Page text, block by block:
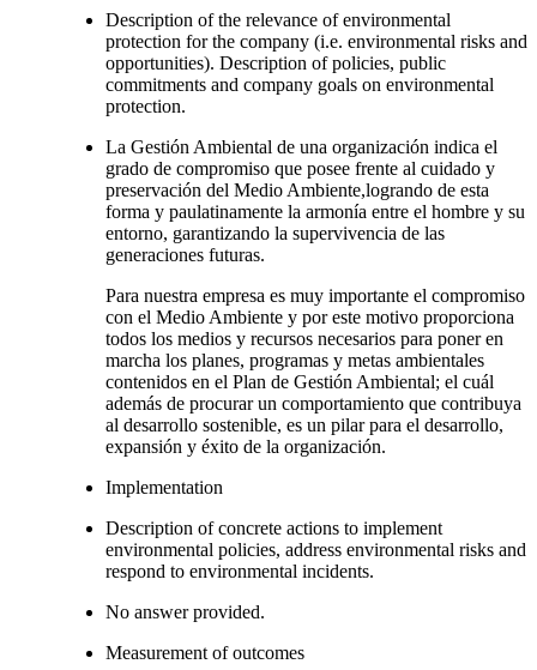
Description of the relevance of environmental
protection for the company (i.e. environmental risks and
opportunities). Description of policies, public
commitments and company goals on environmental
protection.
La Gestión Ambiental de una organización indica el
grado de compromiso que posee frente al cuidado y
preservación del Medio Ambiente,logrando de esta
forma y paulatinamente la armonía entre el hombre y su
entorno, garantizando la supervivencia de las
generaciones futuras.
Para nuestra empresa es muy importante el compromiso
con el Medio Ambiente y por este motivo proporciona
todos los medios y recursos necesarios para poner en
marcha los planes, programas y metas ambientales
contenidos en el Plan de Gestión Ambiental; el cuál
además de procurar un comportamiento que contribuya
al desarrollo sostenible, es un pilar para el desarrollo,
expansión y éxito de la organización.
Implementation
Description of concrete actions to implement
environmental policies, address environmental risks and
respond to environmental incidents.
No answer provided.
Measurement of outcomes